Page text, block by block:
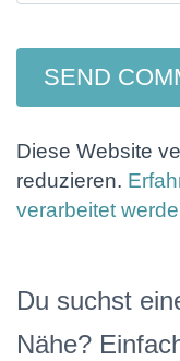
Diese Website
reduzieren.
verarbeitet
Du suchst
Nähe?